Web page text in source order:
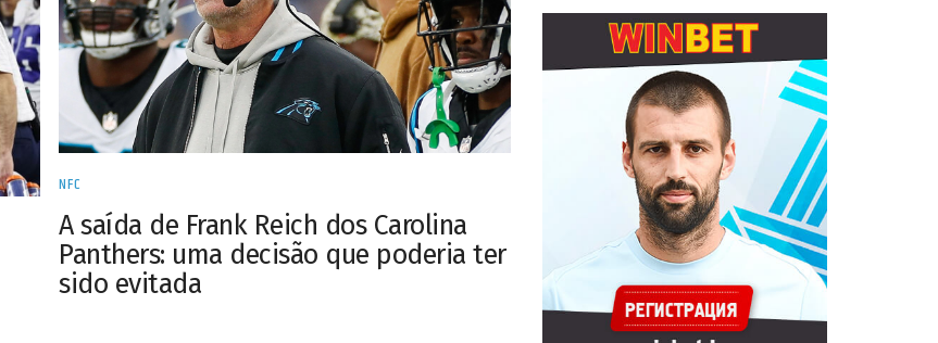
NFC
A saída de Frank Reich dos Carolina
Panthers: uma decisão que poderia ter
sido evitada